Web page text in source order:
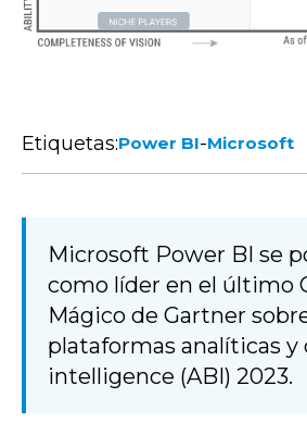
Etiquetas:Power BI-Microsoft
Microsoft Power BI se
como líder en el último
Mágico de Gartner
plataformas analíticas y
intelligence (ABI) 2023.